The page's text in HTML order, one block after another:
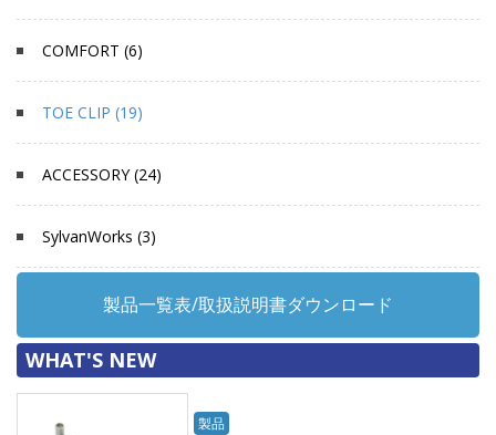
COMFORT (6)
TOE CLIP (19)
ACCESSORY (24)
SylvanWorks (3)
製品一覧表/取扱説明書ダウンロード
WHAT'S NEW
製品